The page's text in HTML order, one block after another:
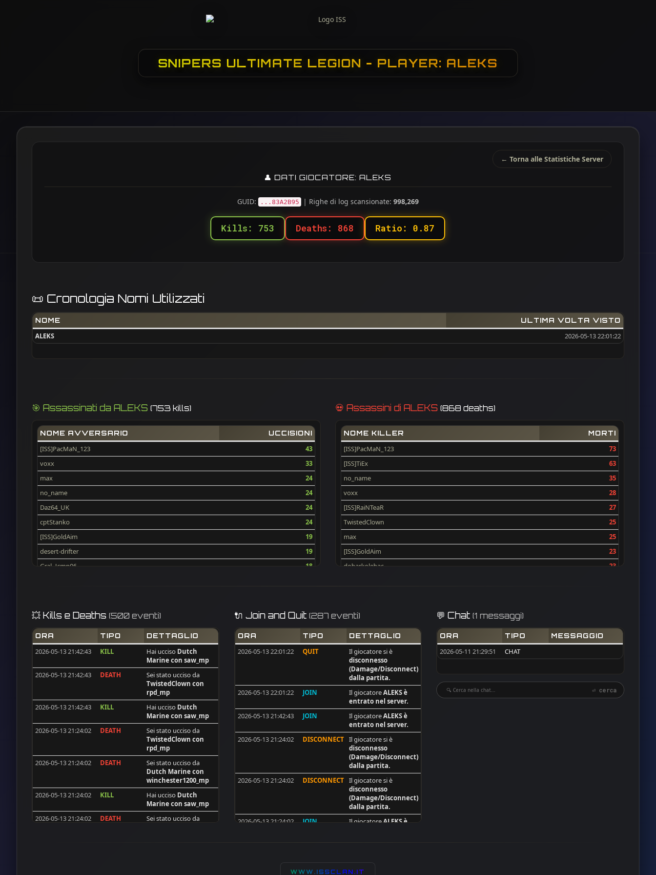
SNIPERS ULTIMATE LEGION - PLAYER: ALEKS
← Torna alle Statistiche Server
👤 DATI GIOCATORE: ALEKS
GUID: ...83A2B95 | Righe di log scansionate: 998,269
Kills: 753 Deaths: 868 Ratio: 0.87
📜 Cronologia Nomi Utilizzati
NOME ULTIMA VOLTA VISTO
ALEKS 2026-05-13 22:01:22
🎯 Assassinati da ALEKS (753 kills)
NOME AVVERSARIO UCCISIONI
[ISS]PacMaN_123
43
voxx
33
max
24
no_name
24
Daz64_UK
24
cptStanko
24
[ISS]GoldAim
19
desert-drifter
19
Gral_Jcmp06
18
NIKEDUKEN
[ISS]Nenoos
15
man_dao
14
nomadaus
13
synshallere
13
DeadMeat
13
BAM
11
[ISS]RaiNTeaR
11
catweazle
11
Sergey67
sid
10
💀 Assassini di ALEKS (868 deaths)
NOME KILLER MORTI
[ISS]PacMaN_123
73
[ISS]TiEx
63
no_name
35
voxx
28
[ISS]RaiNTeaR
27
TwistedClown
25
max
25
[ISS]GoldAim
23
dobarkolebac
23
[ISS]LuisPedro
desert-drifter
catweazle
Mars67reg
17
DeadMeat
15
[ISS]tofik
Gral_Jcmp06
wawa65
[ISS]Trackerman
BAM
Daz64_UK
PACO
HAoS_Makis
💥 Kills e Deaths (500 eventi)
ORA TIPO DETTAGLIO
2026-05-13 21:42:43 KILL Hai ucciso Dutch
Marine con saw_mp
2026-05-13 21:42:43
DEATH
Sei stato ucciso da
TwistedClown con
rpd_mp
2026-05-13 21:42:43
KILL Hai ucciso Dutch
Marine con saw_mp
2026-05-13 21:24:02
DEATH
Sei stato ucciso da
TwistedClown con
rpd_mp
2026-05-13 21:24:02
DEATH
Sei stato ucciso da
Dutch Marine con
winchester1200_mp
2026-05-13 21:24:02
KILL Hai ucciso Dutch
Marine con saw_mp
2026-05-13 21:24:02
DEATH
Sei stato ucciso da
🔌 Join and Quit (287 eventi)
ORA TIPO DETTAGLIO
2026-05-13 22:01:22 QUIT
Il giocatore si è
disconnesso
(Damage/Disconnect)
dalla partita.
2026-05-13 22:01:22
JOIN Il giocatoreALEKSè
entrato nel server.
2026-05-13 21:42:43
JOIN Il giocatoreALEKSè
entrato nel server.
2026-05-13 21:24:02
DISCONNECT Il giocatore si è
disconnesso
(Damage/Disconnect)
dalla partita.
2026-05-13 21:24:02
DISCONNECT Il giocatore si è
disconnesso
(Damage/Disconnect)
dalla partita.
2026-05-13 21:24:02
JOIN Il giocatore ALEKSè
dalla partita.
💬 Chat(1 messaggi)
ORA TIPO MESSAGGIO
2026-05-11 21:29:51 CHAT
⏎ cerca
WWW.ISSCLAN.IT